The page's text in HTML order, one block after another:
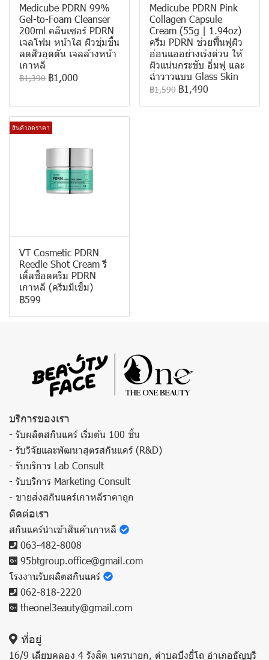
Medicube PDRN 99%
Gel-to-Foam Cleanser
200ml คลีนเซอร์ PDRN
เจลโฟม หน้าใส ผิวชุ่มชื้น
ลดสิวอุดตัน เจลล้างหน้า
เกาหลี
฿1,390 ฿1,000
Medicube PDRN Pink
Collagen Capsule
Cream (55g | 1.94oz)
ครีม PDRN ช่วยฟื้นฟูผิว
อ่อนแออย่างเร่งด่วน ให้
ผิวแน่นกระชับ อิ่มฟู และ
ฉ่ำวาวแบบ Glass Skin
฿1,590 ฿1,490
สินค้าลดราคา
VT Cosmetic PDRN
Reedle Shot Cream รี
เดิ้ลช็อตครีม PDRN
เกาหลี (ครีมมีเข็ม)
฿599
บริการของเรา
- รับผลิตสกินแคร์ เริ่มต้น 100 ชิ้น
- รับวิจัยและพัฒนาสูตรสกินแคร์ (R&D)
- รับบริการ Lab Consult
- รับบริการ Marketing Consult
- ขายส่งสกินแคร์เกาหลีราคาถูก
ติดต่อเรา
สกินแคร์นำเข้าสินค้าเกาหลี
063-482-8008
95btgroup.office@gmail.com
โรงงานรับผลิตสกินแคร์
062-818-2220
theonel3eauty@gmail.com
ที่อยู่
16/9 เลียบคลอง 4 รังสิต นครนายก, ตำบลบึงยี่โถ อำเภอธัญบุรี